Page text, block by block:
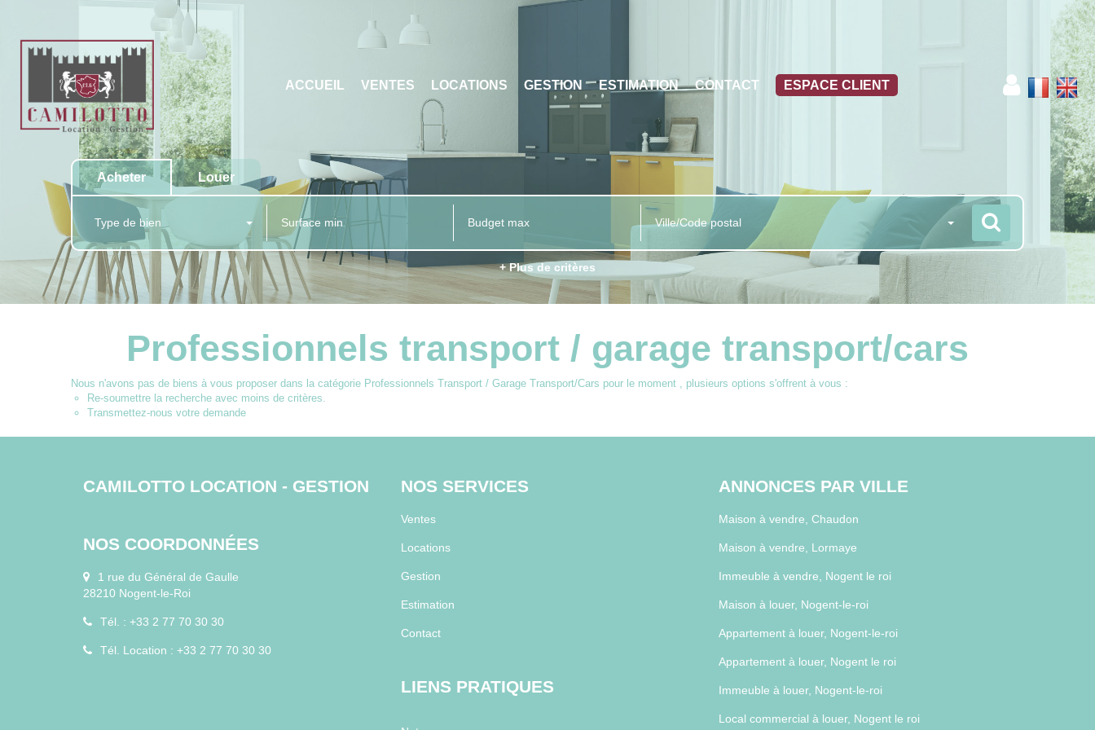
ACCUEIL VENTES LOCATIONS GESTION ESTIMATION CONTACT ESPACE CLIENT
Acheter Louer
Type de bien Ville/Code postal
+ Plus de critères
Professionnels transport / garage transport/cars
Nous n'avons pas de biens à vous proposer dans la catégorie Professionnels Transport / Garage Transport/Cars pour le moment , plusieurs options s'offrent à vous :
Re-soumettre la recherche avec moins de critères.
Transmettez-nous votre demande
CAMILOTTO LOCATION - GESTION
NOS COORDONNÉES
1 rue du Général de Gaulle
28210 Nogent-le-Roi
Tél. : +33 2 77 70 30 30
Tél. Location : +33 2 77 70 30 30
NOS SERVICES
Ventes
Locations
Gestion
Estimation
Contact
LIENS PRATIQUES
ANNONCES PAR VILLE
Maison à vendre, Chaudon
Maison à vendre, Lormaye
Immeuble à vendre, Nogent le roi
Maison à louer, Nogent-le-roi
Appartement à louer, Nogent-le-roi
Appartement à louer, Nogent le roi
Immeuble à louer, Nogent-le-roi
Local commercial à louer, Nogent le roi